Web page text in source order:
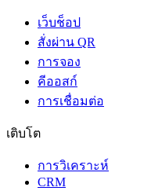
เว็บช็อป
สั่งผ่าน QR
การจอง
คีออสก์
การเชื่อมต่อ
เติบโต
การวิเคราะห์
CRM